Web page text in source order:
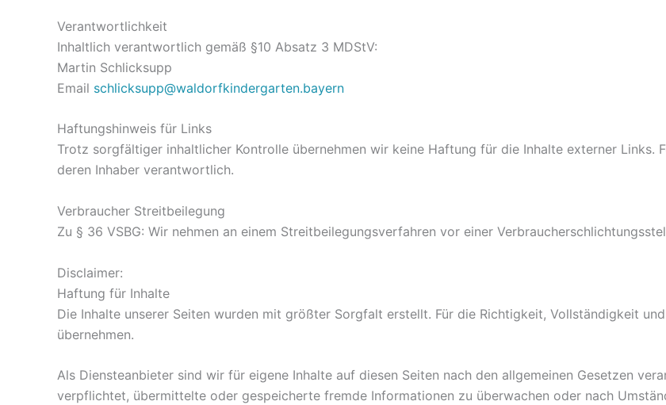
Verantwortlichkeit
Inhaltlich verantwortlich gemäß §10 Absatz 3 MDStV:
Martin Schlicksupp
Email schlicksupp@waldorfkindergarten.bayern
Haftungshinweis für Links
Trotz sorgfältiger inhaltlicher Kontrolle übernehmen wir keine Haftung für die Inhalte externer Links.
deren Inhaber verantwortlich.
Verbraucher Streitbeilegung
Zu § 36 VSBG: Wir nehmen an einem Streitbeilegungsverfahren vor einer
Disclaimer:
Haftung für Inhalte
Die Inhalte unserer Seiten wurden mit größter Sorgfalt erstellt. Für die Richtigkeit, Vollständigkeit
übernehmen.
Als Diensteanbieter sind wir für eigene Inhalte auf diesen Seiten nach den allgemeinen Gesetzen
verpflichtet, übermittelte oder gespeicherte fremde Informationen zu überwachen oder nach